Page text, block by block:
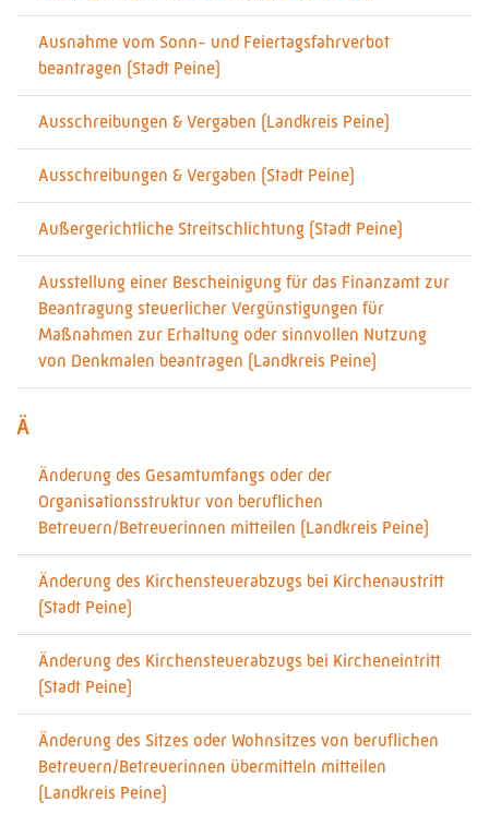
Ausnahme vom Sonn- und Feiertagsfahrverbot
beantragen (Stadt Peine)
Ausschreibungen & Vergaben (Landkreis Peine)
Ausschreibungen & Vergaben (Stadt Peine)
Außergerichtliche Streitschlichtung (Stadt Peine)
Ausstellung einer Bescheinigung für das Finanzamt zur
Beantragung steuerlicher Vergünstigungen für
Maßnahmen zur Erhaltung oder sinnvollen Nutzung
von Denkmalen beantragen (Landkreis Peine)
Ä
Änderung des Gesamtumfangs oder der
Organisationsstruktur von beruflichen
Betreuern/Betreuerinnen mitteilen (Landkreis Peine)
Änderung des Kirchensteuerabzugs bei Kirchenaustritt
(Stadt Peine)
Änderung des Kirchensteuerabzugs bei Kircheneintritt
(Stadt Peine)
Änderung des Sitzes oder Wohnsitzes von beruflichen
Betreuern/Betreuerinnen übermitteln mitteilen
(Landkreis Peine)